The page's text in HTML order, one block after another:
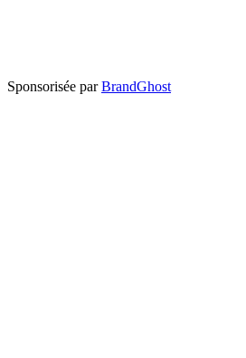
Sponsorisée par BrandGhost